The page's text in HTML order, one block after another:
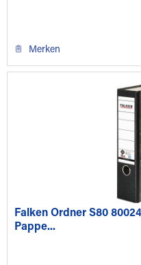
Merken
Falken Ordner S80
Pappe...